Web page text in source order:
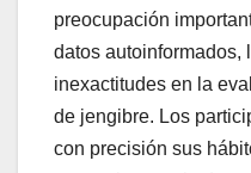
preocupación
datos autoinformados,
inexactitudes en la
de jengibre. Los
con precisión sus